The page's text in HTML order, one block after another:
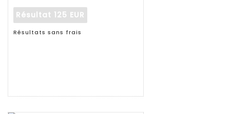
Résultat 125 EUR
Résultats sans frais